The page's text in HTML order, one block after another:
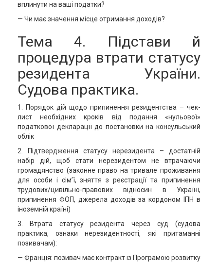
вплинути на ваші податки?
— Чи має значення місце отримання доходів?
Тема 4. Підстави й
процедура втрати статусу
резидента України.
Судова практика.
1. Порядок дій щодо припинення резидентства – чек-
лист необхідних кроків від подання «нульової»
податкової декларації до постановки на консульський
облік
2. Підтвердження статусу нерезидента – достатній
набір дій, щоб стати нерезидентом не втрачаючи
громадянство (законне право на тривале проживання
для особи і сім’ї, зняття з реєстрації та припинення
трудових/цивільно-правових відносин в Україні,
припинення ФОП, джерела доходів за кордоном ІПН в
іноземній країні)
3. Втрата статусу резидента через суд (судова
практика, ознаки нерезидентності, які притаманні
позивачам):
— Франція: позивач має контракт із Програмою розвитку